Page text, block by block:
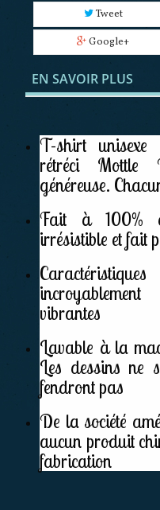
Tweet
Google+
EN SAVOIR PLUS
T-shirt unisexe
rétréci Mottle
généreuse.
Fait à 100%
irrésistible et fait
vibrantes
Lavable à la
Les dessins ne
fendront pas
De la société
aucun produit
fabrication